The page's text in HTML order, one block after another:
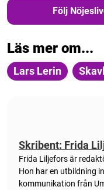
Följ
Läs mer om...
Lars Lerin
Skribent: Frida
Frida Liljefors är
Hon har en utbildning
kommunikation från